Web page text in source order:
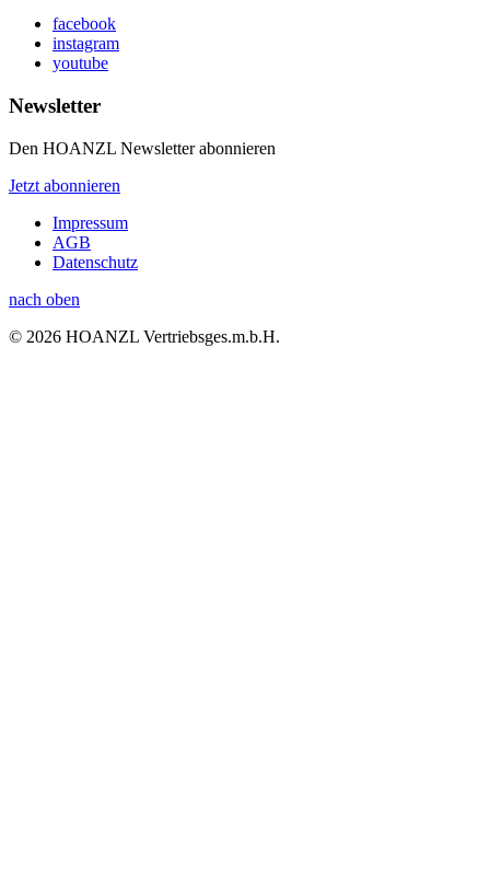
facebook
instagram
youtube
Newsletter
Den HOANZL Newsletter abonnieren
Jetzt abonnieren
Impressum
AGB
Datenschutz
nach oben
© 2026 HOANZL Vertriebsges.m.b.H.